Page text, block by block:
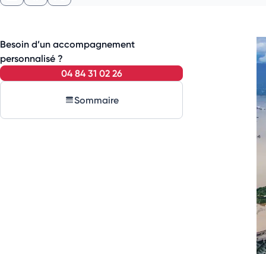
Besoin d’un accompagnement
personnalisé ?
04 84 31 02 26
Sommaire